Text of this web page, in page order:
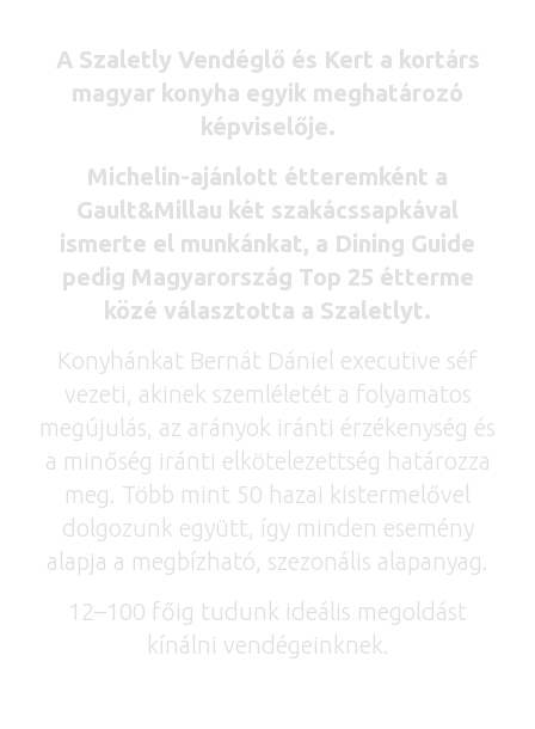
A Szaletly Vendéglő és Kert a kortárs
magyar konyha egyik meghatározó
képviselője.
Michelin-ajánlott étteremként a
Gault&Millau két szakácssapkával
ismerte el munkánkat, a Dining Guide
pedig Magyarország Top 25 étterme
közé választotta a Szaletlyt.
Konyhánkat Bernát Dániel executive séf
vezeti, akinek szemléletét a folyamatos
megújulás, az arányok iránti érzékenység és
a minőség iránti elkötelezettség határozza
meg. Több mint 50 hazai kistermelővel
dolgozunk együtt, így minden esemény
alapja a megbízható, szezonális alapanyag.
12–100 főig tudunk ideális megoldást
kínálni vendégeinknek.